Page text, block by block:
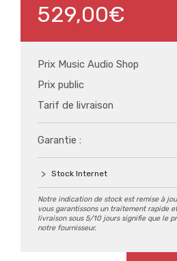
529,00€
Prix Music Audio Shop
Prix public
Tarif de livraison
Garantie :
Stock Internet
Notre indication de stock est remise à
vous garantissons un traitement rapide
livraison sous 5/10 jours signifie que le
notre fournisseur.